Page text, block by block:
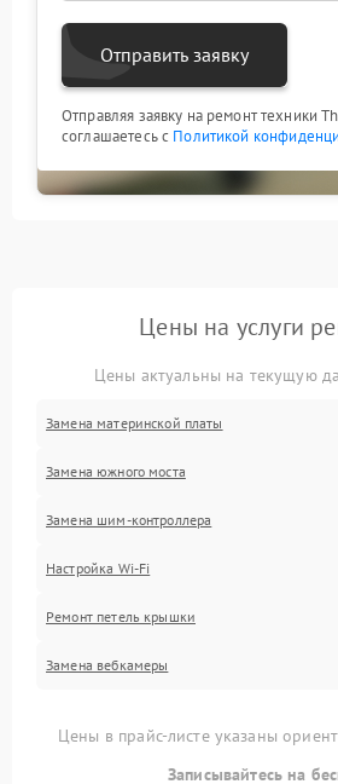
Отправить заявку
Отправляя заявку на ремонт техники
соглашаетесь с Политикой
Цены на услуги
Цены актуальны на текущую
Замена материнской платы
Замена южного моста
Замена шим-контроллера
Настройка Wi-Fi
Ремонт петель крышки
Замена вебкамеры
Цены в прайс-листе указаны
Записывайтесь на